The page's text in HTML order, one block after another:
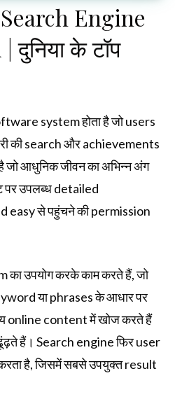
Engine
के टॉप
system होता है जो users
की search और achievements
जो आधुनिक जीवन का अभिन्न अंग
पर उपलब्ध detailed
easy से पहुंचने की permission
उपयोग करके काम करते हैं, जो
या phrases के आधार पर
online content में खोज करते हैं
हैं। Search engine फिर user
है, जिसमें सबसे उपयुक्त result